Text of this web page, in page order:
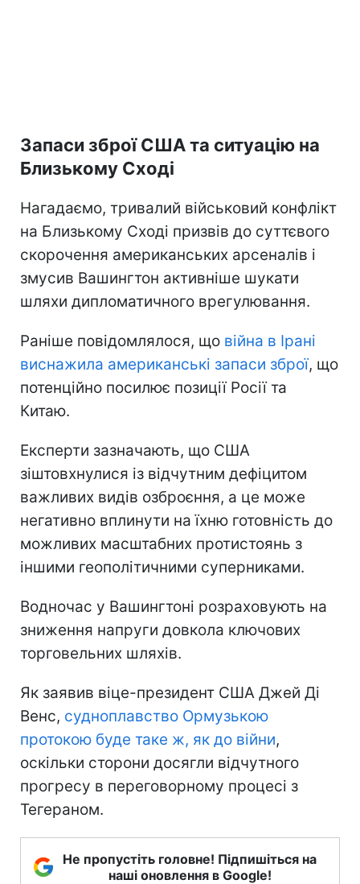
Запаси зброї США та ситуацію на
Близькому Сході
Нагадаємо, тривалий військовий конфлікт
на Близькому Сході призвів до суттєвого
скорочення американських арсеналів і
змусив Вашингтон активніше шукати
шляхи дипломатичного врегулювання.
Раніше повідомлялося, що війна в Ірані
виснажила американські запаси зброї, що
потенційно посилює позиції Росії та
Китаю.
Експерти зазначають, що США
зіштовхнулися із відчутним дефіцитом
важливих видів озброєння, а це може
негативно вплинути на їхню готовність до
можливих масштабних протистоянь з
іншими геополітичними суперниками.
Водночас у Вашингтоні розраховують на
зниження напруги довкола ключових
торговельних шляхів.
Як заявив віце-президент США Джей Ді
Венс, судноплавство Ормузькою
протокою буде таке ж, як до війни,
оскільки сторони досягли відчутного
прогресу в переговорному процесі з
Тегераном.
Не пропустіть головне! Підпишіться на
наші оновлення в Google!